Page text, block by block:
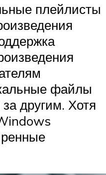
плейлисты
файлы
другим. Хотя